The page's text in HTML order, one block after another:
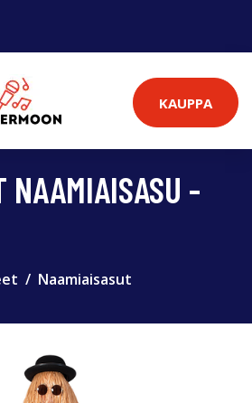
KAUPPA
NAAMIAISASU -
Naamiaisasut